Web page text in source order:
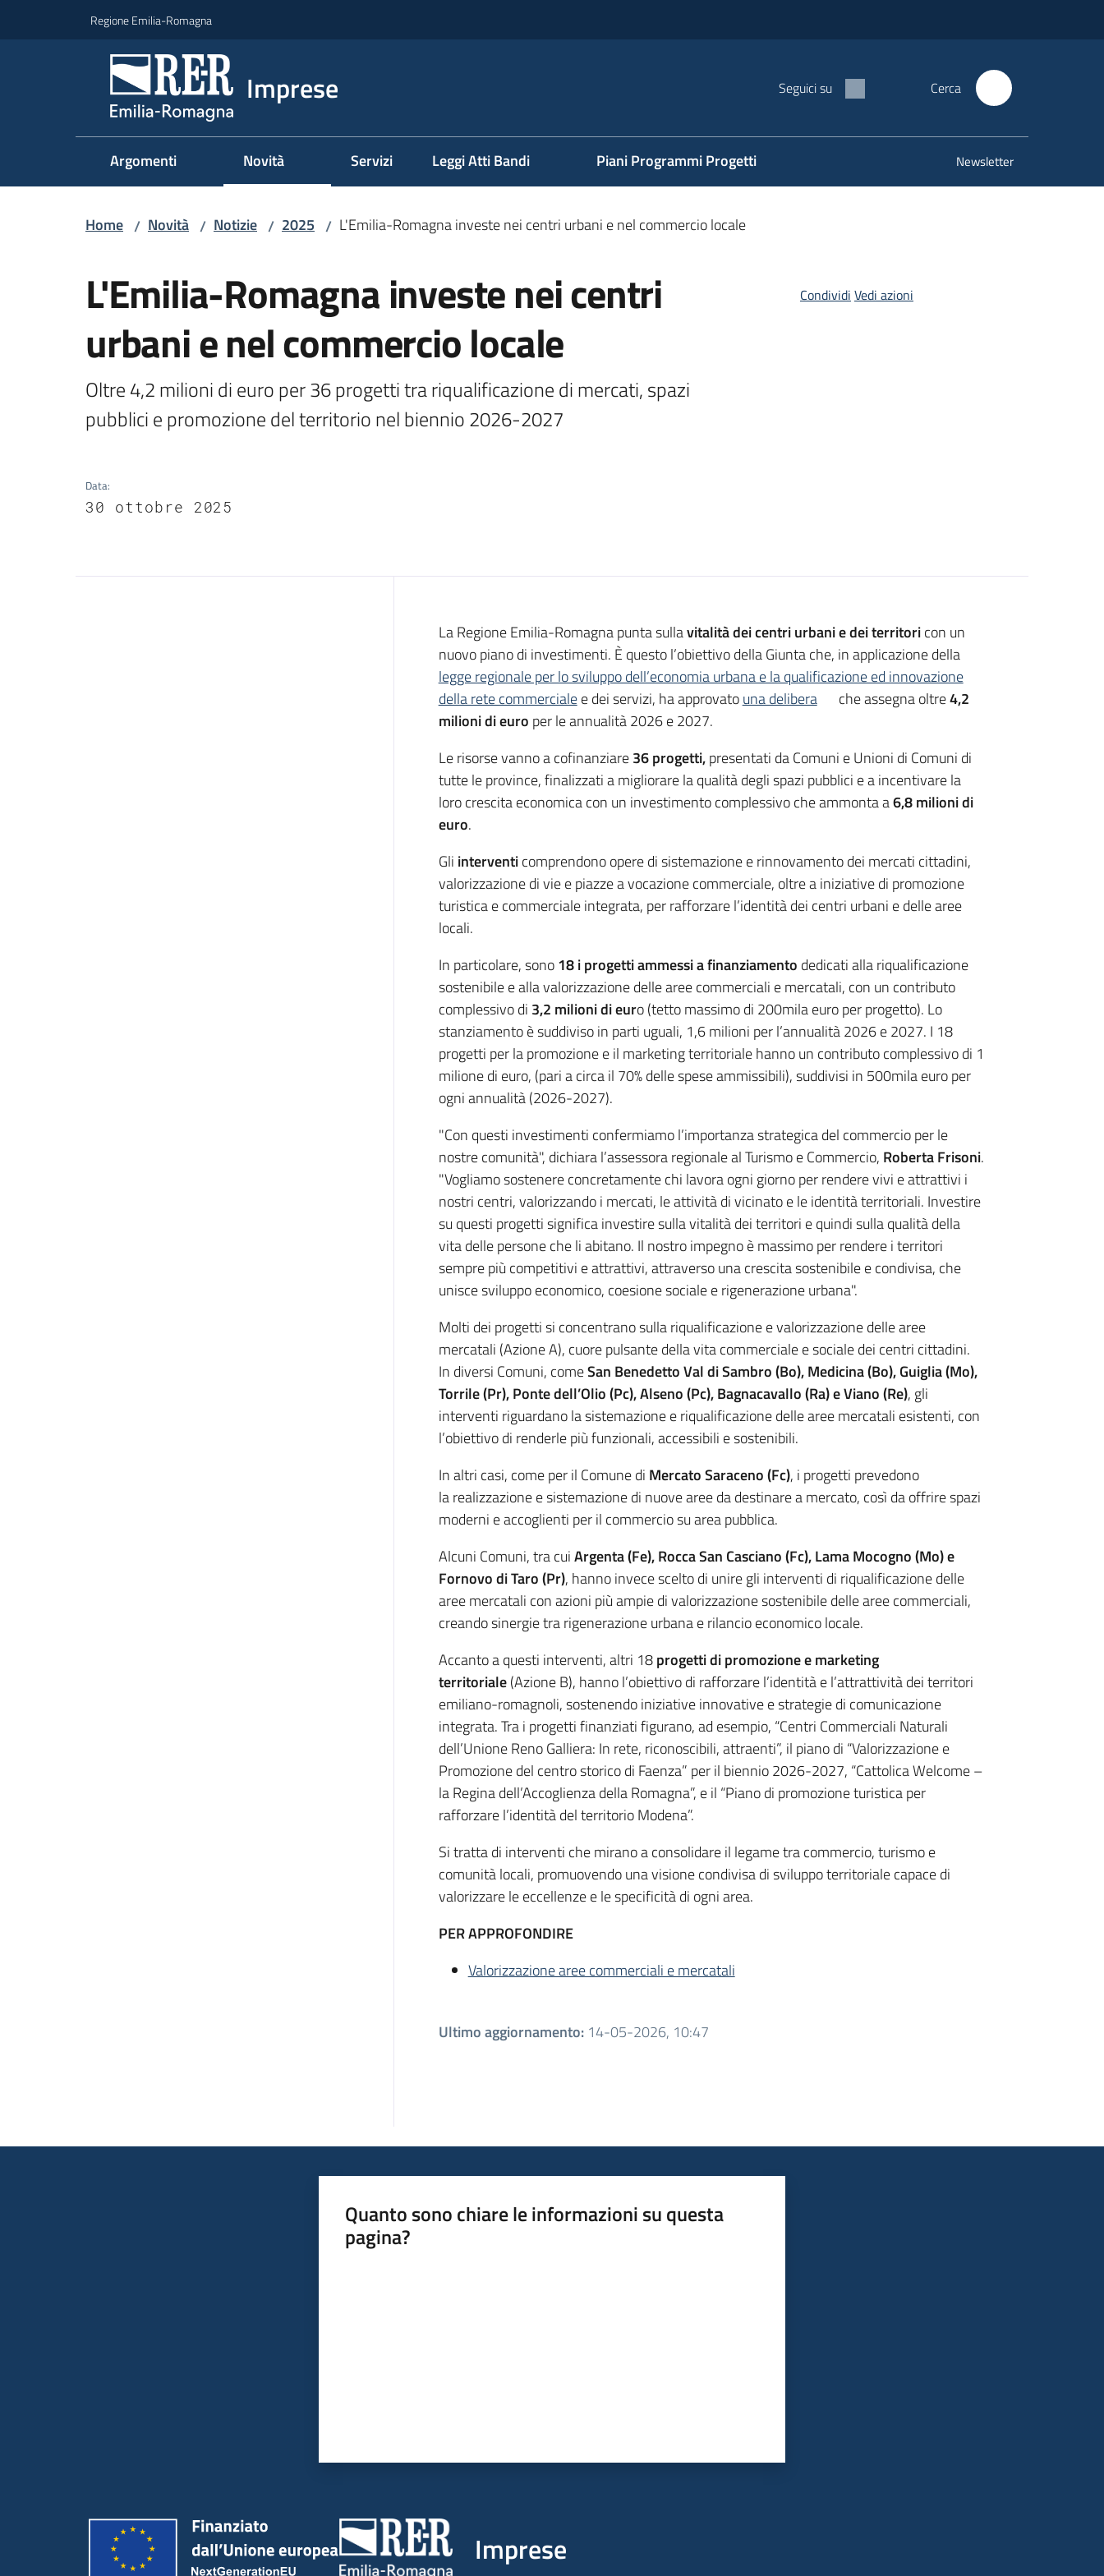
Regione Emilia-Romagna
Imprese Seguici su Cerca
Argomenti Novità Servizi Leggi Atti Bandi Piani Programmi Progetti Newsletter
Home / Novità / Notizie / 2025 / L'Emilia-Romagna investe nei centri urbani e nel commercio locale
L'Emilia-Romagna investe nei centri
urbani e nel commercio locale
Oltre 4,2 milioni di euro per 36 progetti tra riqualificazione di mercati, spazi
pubblici e promozione del territorio nel biennio 2026-2027
Data:
30 ottobre 2025
Condividi Vedi azioni
Introduzione
La Regione Emilia-Romagna punta sullavitalità dei centri urbani e dei territoricon un
nuovo piano di investimenti. È questo l’obiettivo della Giunta che, in applicazione della
legge regionale per lo sviluppo dell’economia urbana e la qualificazione ed innovazione
della rete commercialee dei servizi, ha approvatouna delibera che assegna oltre4,2
milioni di euro per le annualità 2026 e 2027.
Le risorse vanno a cofinanziare36 progetti,presentati da Comuni e Unioni di Comuni di
tutte le province, finalizzati a migliorare la qualità degli spazi pubblici e a incentivare la
loro crescita economica con un investimento complessivo che ammonta a6,8 milioni di
euro.
Gli interventicomprendono opere di sistemazione e rinnovamento dei mercati cittadini,
valorizzazione di vie e piazze a vocazione commerciale, oltre a iniziative di promozione
turistica e commerciale integrata, per rafforzare l’identità dei centri urbani e delle aree
locali.
In particolare, sono18 i progetti ammessi a finanziamento dedicati alla riqualificazione
sostenibile e alla valorizzazione delle aree commerciali e mercatali, con un contributo
complessivo di 3,2 milioni di euro (tetto massimo di 200mila euro per progetto). Lo
stanziamento è suddiviso in parti uguali, 1,6 milioni per l’annualità 2026 e 2027. I 18
progetti per la promozione e il marketing territoriale hanno un contributo complessivo di 1
milione di euro, (pari a circa il 70% delle spese ammissibili), suddivisi in 500mila euro per
ogni annualità (2026-2027).
"Con questi investimenti confermiamo l’importanza strategica del commercio per le
nostre comunità", dichiara l’assessora regionale al Turismo e Commercio, Roberta Frisoni.
"Vogliamo sostenere concretamente chi lavora ogni giorno per rendere vivi e attrattivi i
nostri centri, valorizzando i mercati, le attività di vicinato e le identità territoriali. Investire
su questi progetti significa investire sulla vitalità dei territori e quindi sulla qualità della
vita delle persone che li abitano. Il nostro impegno è massimo per rendere i territori
sempre più competitivi e attrattivi, attraverso una crescita sostenibile e condivisa, che
unisce sviluppo economico, coesione sociale e rigenerazione urbana".
Molti dei progetti si concentrano sulla riqualificazione e valorizzazione delle aree
mercatali (Azione A), cuore pulsante della vita commerciale e sociale dei centri cittadini.
In diversi Comuni, comeSan Benedetto Val di Sambro (Bo), Medicina (Bo), Guiglia (Mo),
Torrile (Pr), Ponte dell’Olio (Pc), Alseno (Pc), Bagnacavallo (Ra) e Viano (Re), gli
interventi riguardano la sistemazione e riqualificazione delle aree mercatali esistenti, con
l’obiettivo di renderle più funzionali, accessibili e sostenibili.
In altri casi, come per il Comune di Mercato Saraceno (Fc), i progetti prevedono
la realizzazione e sistemazione di nuove aree da destinare a mercato, così da offrire spazi
moderni e accoglienti per il commercio su area pubblica.
Alcuni Comuni, tra cuiArgenta (Fe), Rocca San Casciano (Fc), Lama Mocogno (Mo) e
Fornovo di Taro (Pr), hanno invece scelto di unire gli interventi di riqualificazione delle
aree mercatali con azioni più ampie di valorizzazione sostenibile delle aree commerciali,
creando sinergie tra rigenerazione urbana e rilancio economico locale.
Accanto a questi interventi, altri 18progetti di promozione e marketing
territoriale(Azione B), hanno l’obiettivo di rafforzare l’identità e l’attrattività dei territori
emiliano-romagnoli, sostenendo iniziative innovative e strategie di comunicazione
integrata. Tra i progetti finanziati figurano, ad esempio, “Centri Commerciali Naturali
dell’Unione Reno Galliera: In rete, riconoscibili, attraenti”, il piano di “Valorizzazione e
Promozione del centro storico di Faenza” per il biennio 2026-2027, “Cattolica Welcome –
la Regina dell’Accoglienza della Romagna”, e il “Piano di promozione turistica per
rafforzare l’identità del territorio Modena”.
Si tratta di interventi che mirano a consolidare il legame tra commercio, turismo e
comunità locali, promuovendo una visione condivisa di sviluppo territoriale capace di
valorizzare le eccellenze e le specificità di ogni area.
PER APPROFONDIRE
Valorizzazione aree commerciali e mercatali
Ultimo aggiornamento: 14-05-2026, 10:47
Quanto sono chiare le informazioni su questa
pagina?
Imprese